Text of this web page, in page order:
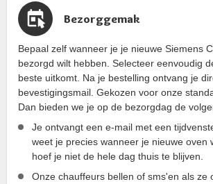
Bezorggemak
Bepaal zelf wanneer je je nieuwe Siemens
bezorgd wilt hebben. Selecteer eenvoudig
beste uitkomt. Na je bestelling ontvang je
bevestigingsmail. Gekozen voor onze
Dan bieden we je op de bezorgdag de
Je ontvangt een e-mail met een
weet je precies wanneer je nieuwe oven
hoef je niet de hele dag thuis te blijven.
Onze chauffeurs bellen of sms'en als ze